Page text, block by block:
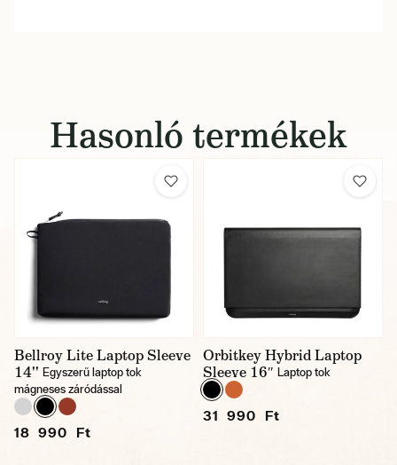
Hasonló termékek
Bellroy Lite Laptop Sleeve
14'' Egyszerű laptop tok
mágneses záródással
18 990 Ft
Orbitkey Hybrid Laptop
Sleeve 16″ Laptop tok
31 990 Ft